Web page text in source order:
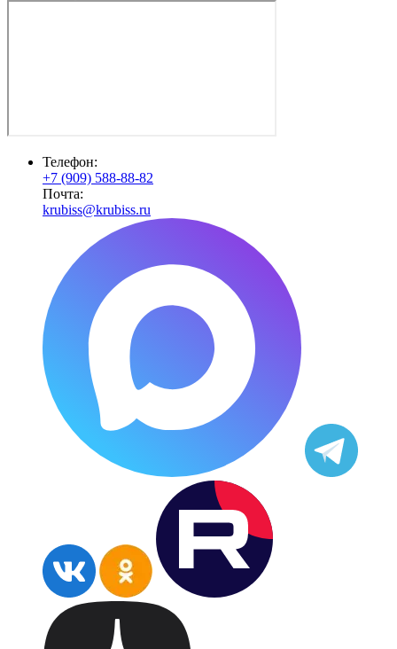
Телефон:
+7 (909) 588-88-82
Почта:
krubiss@krubiss.ru